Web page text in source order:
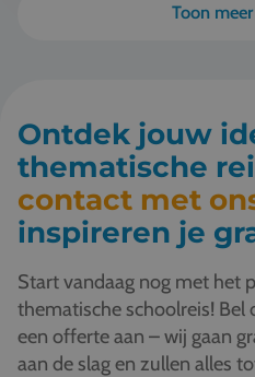
Toon
Ontdek jouw
thematische
contact met
inspireren je
Start vandaag nog met het
thematische schoolreis! Bel
een offerte aan – wij gaan
aan de slag en zullen alles